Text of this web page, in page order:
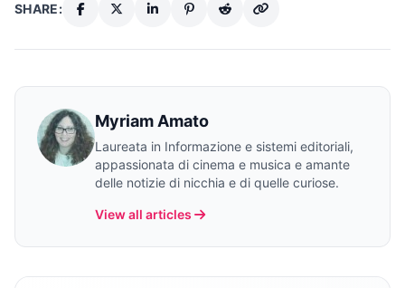
SHARE:
Myriam Amato
Laureata in Informazione e sistemi editoriali,
appassionata di cinema e musica e amante
delle notizie di nicchia e di quelle curiose.
View all articles